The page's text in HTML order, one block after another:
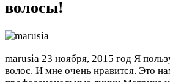
волосы!
marusia 23 ноября, 2015 год Я
волос. И мне очень нравится. Это